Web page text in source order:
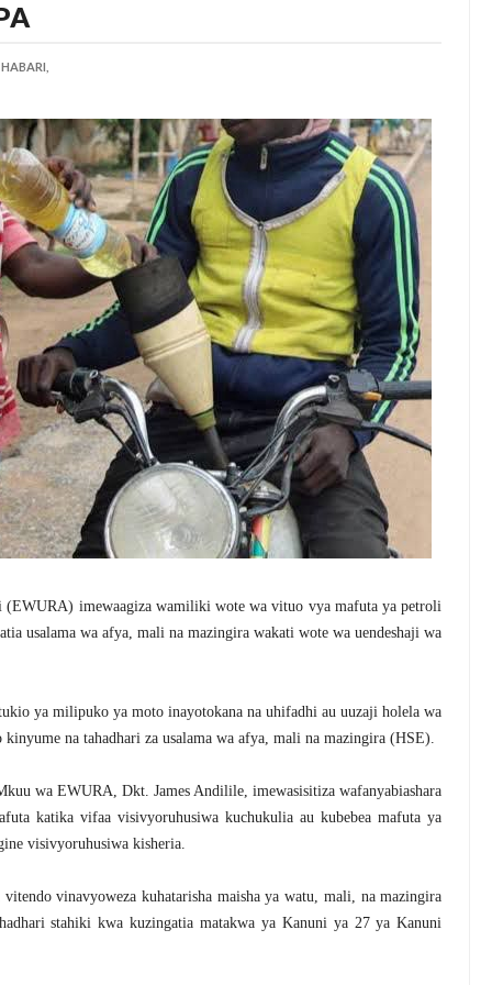
HABARI,
imewaagiza wamiliki wote wa vituo vya mafuta ya petroli
usalama wa afya, mali na mazingira wakati wote wa uendeshaji wa
ya milipuko ya moto inayotokana na uhifadhi au uuzaji holela wa
na tahadhari za usalama wa afya, mali na mazingira (HSE).
wa EWURA, Dkt. James Andilile, imewasisitiza wafanyabiashara
katika vifaa visivyoruhusiwa kuchukulia au kubebea mafuta ya
visivyoruhusiwa kisheria.
vinavyoweza kuhatarisha maisha ya watu, mali, na mazingira
stahiki kwa kuzingatia matakwa ya Kanuni ya 27 ya Kanuni